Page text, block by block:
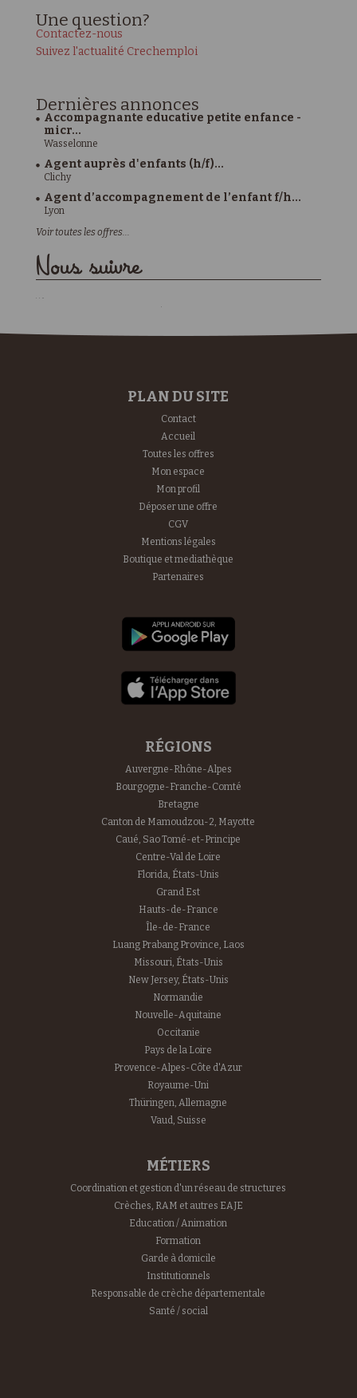
Une question?
Contactez-nous
Suivez l'actualité Crechemploi
Dernières annonces
Accompagnante educative petite enfance -
micr...
Wasselonne
Agent auprès d'enfants (h/f)...
Clichy
Agent d’accompagnement de l’enfant f/h...
Lyon
Voir toutes les offres...
Nous suivre
PLAN DU SITE
Contact
Accueil
Toutes les offres
Mon espace
Mon profil
Déposer une offre
CGV
Mentions légales
Boutique et mediathèque
Partenaires
RÉGIONS
Auvergne-Rhône-Alpes
Bourgogne-Franche-Comté
Bretagne
Canton de Mamoudzou-2, Mayotte
Caué, Sao Tomé-et-Principe
Centre-Val de Loire
Florida, États-Unis
Grand Est
Hauts-de-France
Île-de-France
Luang Prabang Province, Laos
Missouri, États-Unis
New Jersey, États-Unis
Normandie
Nouvelle-Aquitaine
Occitanie
Pays de la Loire
Provence-Alpes-Côte d'Azur
Royaume-Uni
Thüringen, Allemagne
Vaud, Suisse
MÉTIERS
Coordination et gestion d'un réseau de structures
Crèches, RAM et autres EAJE
Education / Animation
Formation
Garde à domicile
Institutionnels
Responsable de crèche départementale
Santé / social